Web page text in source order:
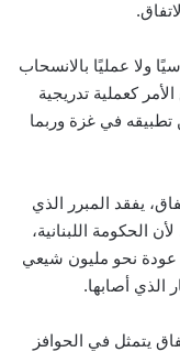
ولا عمليًا بالانسحاب
كعملية تدريجية
في غزة وربما
يفقد المبرر الذي
الحكومة اللبنانية،
عودة نحو مليون شيعي
الذي أصابها.
يتمثل في الحوافز